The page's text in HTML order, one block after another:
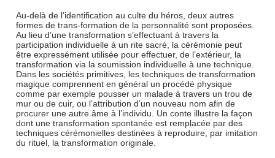
Au-delà de l’identification au culte du héros, deux autres
formes de trans-formation de la personnalité sont proposées.
Au lieu d’une transformation s’effectuant à travers la
participation individuelle à un rite sacré, la cérémonie peut
être expressément utilisée pour effectuer, de l’extérieur, la
transformation via la soumission individuelle à une technique.
Dans les sociétés primitives, les techniques de transformation
magique comprennent en général un procédé physique
comme par exemple pousser un malade à travers un trou de
mur ou de cuir, ou l’attribution d’un nouveau nom afin de
procurer une autre âme à l’individu. Un conte illustre la façon
dont une transformation spontanée est remplacée par des
techniques cérémonielles destinées à reproduire, par imitation
du rituel, la transformation originale.